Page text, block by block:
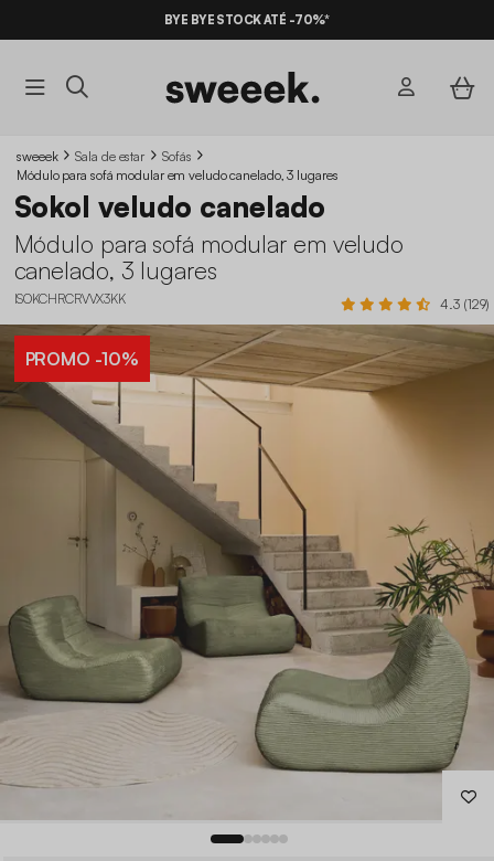
BYE BYE STOCK ATÉ -70%*
sweeek Sala de estar
Sofás
Módulo para sofá modular em veludo canelado, 3 lugares
Sokol veludo canelado
Módulo para sofá modular em veludo
canelado, 3 lugares
ISOKCHRCRVVX3KK 4.3 (129)
PROMO -10%